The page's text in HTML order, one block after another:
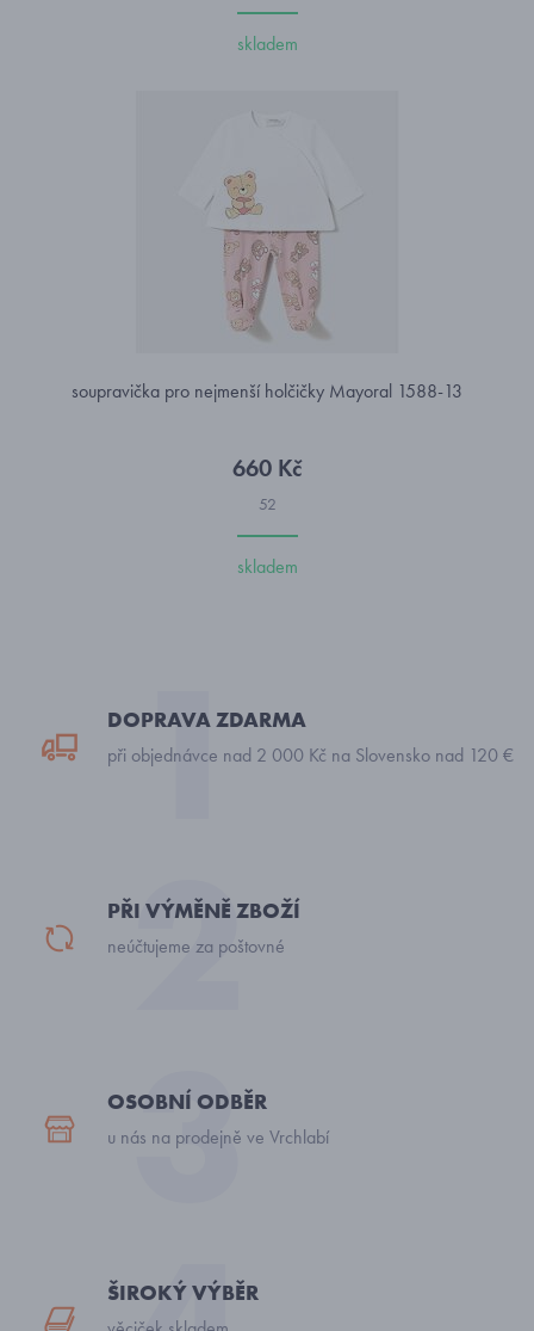
skladem
soupravička pro nejmenší holčičky Mayoral 1588-13
660 Kč
52
skladem
DOPRAVA ZDARMA
při objednávce nad 2 000 Kč na Slovensko nad 120 €
PŘI VÝMĚNĚ ZBOŽÍ
neúčtujeme za poštovné
OSOBNÍ ODBĚR
u nás na prodejně ve Vrchlabí
ŠIROKÝ VÝBĚR